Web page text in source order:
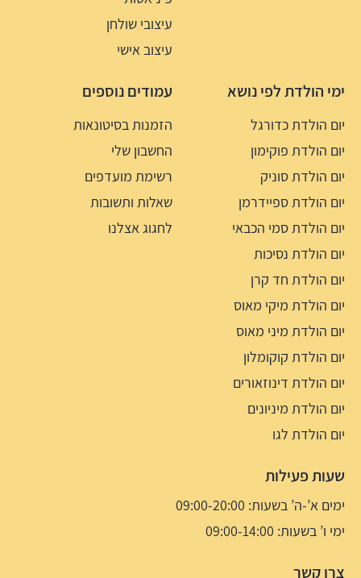
עיצובי שולחן
עיצוב אישי
ימי הולדת לפי נושא
יום הולדת כדורגל
יום הולדת פוקימון
יום הולדת סוניק
יום הולדת ספיידרמן
יום הולדת סמי הכבאי
יום הולדת נסיכות
יום הולדת חד קרן
יום הולדת מיקי מאוס
יום הולדת מיני מאוס
יום הולדת קוקומלון
יום הולדת דינוזאורים
יום הולדת מיניונים
יום הולדת לגו
עמודים נוספים
הזמנות בסיטונאות
החשבון שלי
רשימת מועדפים
שאלות ותשובות
לחגוג אצלנו
שעות פעילות
ימים א’-ה’ בשעות: 09:00-20:00
ימי ו’ בשעות: 09:00-14:00
צרו קשר